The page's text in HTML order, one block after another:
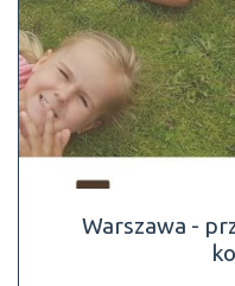
Warszawa -